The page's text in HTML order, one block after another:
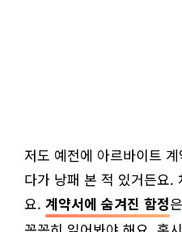
저도 예전에 아르바이트
다가 낭패 본 적 있거든요.
요. 계약서에 숨겨진 함정